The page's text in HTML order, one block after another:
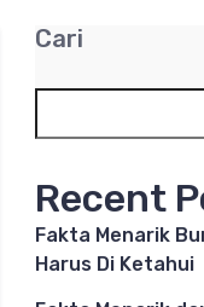
Cari
Recent
Fakta Menarik
Harus Di Ketahui